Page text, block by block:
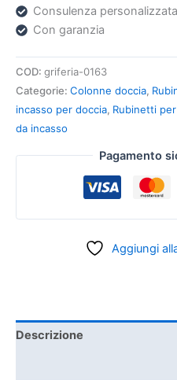
Consulenza personalizzata
Con garanzia
COD: griferia-0163
Categorie: Colonne doccia,
incasso per doccia, Rubinetti
da incasso
Pagamento
Aggiungi
Descrizione